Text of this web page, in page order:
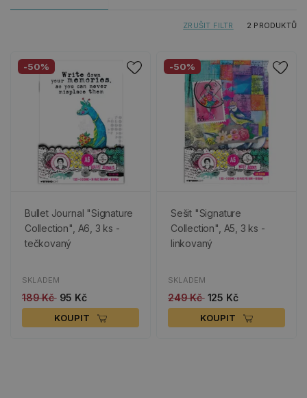
ZRUŠIT FILTR 2 PRODUKTŮ
-50%
Bullet Journal "Signature
Collection", A6, 3 ks -
tečkovaný
SKLADEM
189 Kč 95 Kč
KOUPIT
-50%
Sešit "Signature
Collection", A5, 3 ks -
linkovaný
SKLADEM
249 Kč 125 Kč
KOUPIT